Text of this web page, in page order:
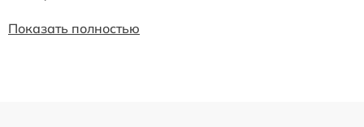
Показать полностью